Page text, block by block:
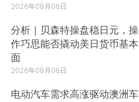
2026年08月06日
分析｜贝森特操盘稳日元，操
作巧思能否撬动美日货币基本
面
2026年08月06日
电动汽车需求高涨驱动澳洲车